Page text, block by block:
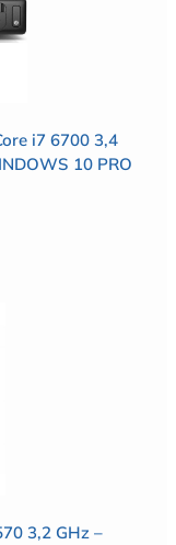
i7 6700 3,4
10 PRO
3,2 GHz –